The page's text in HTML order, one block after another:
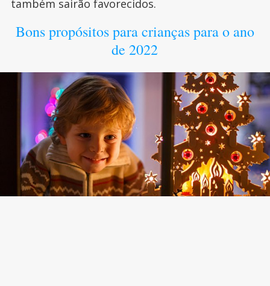
também sairão favorecidos.
Bons propósitos para crianças para o ano
de 2022